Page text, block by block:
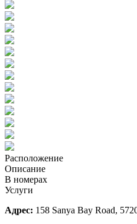
Расположение
Описание
В номерах
Услуги
Адрес: 158 Sanya Bay Road,